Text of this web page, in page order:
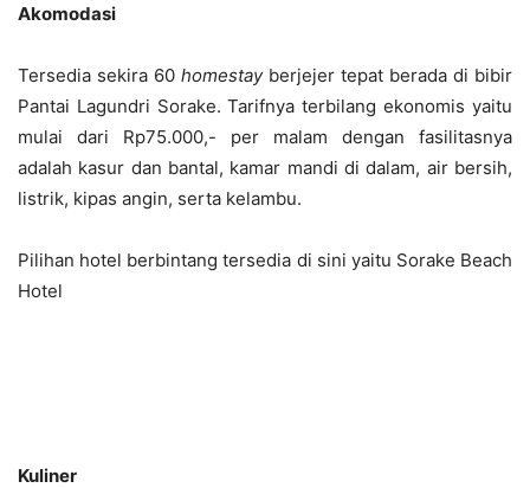
Akomodasi
Tersedia sekira 60 homestayberjejer tepat berada di bibir
Pantai Lagundri Sorake. Tarifnya terbilang ekonomis yaitu
mulai dari Rp75.000,- per malam dengan fasilitasnya
adalah kasur dan bantal, kamar mandi di dalam, air bersih,
listrik, kipas angin, serta kelambu.
Pilihan hotel berbintang tersedia di sini yaitu Sorake Beach
Hotel
Kuliner